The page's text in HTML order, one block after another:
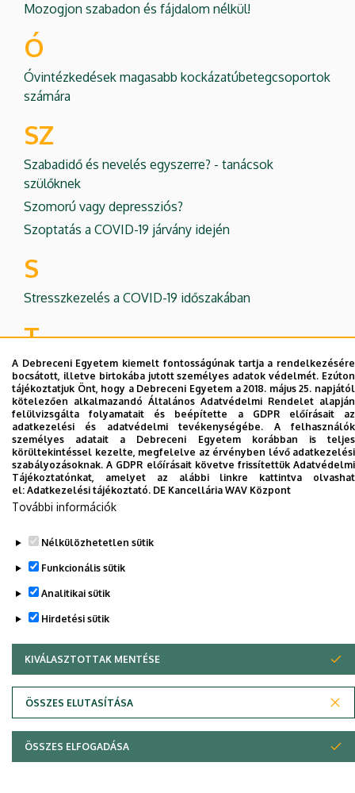
Mozogjon szabadon és fájdalom nélkül!
Ó
Óvintézkedések magasabb kockázatúbetegcsoportok
számára
SZ
Szabadidő és nevelés egyszerre? - tanácsok
szülőknek
Szomorú vagy depressziós?
Szoptatás a COVID-19 járvány idején
S
Stresszkezelés a COVID-19 időszakában
T
Tájékoztatás a sportedzések során betartandó
járványügyi megelőző szabályokról
Táplálkozási tippek karantén esetén
Tegyen lelke egészségéért is!
Telefonos lelki elsősegélyszolgálatok
Törődjön a lelkével is!
Tudja Ön, hogy...? - A depresszió
Legutóbbi frissítés: 2020. 10. 29. 11:44
Adatvédelem
Adatvédelem
Szerzői jog © 2026 Unideb
A Debreceni Egyetem kiemelt fontosságúnak tartja a rendelkezésére
bocsátott, illetve birtokába jutott személyes adatok védelmét. Ezúton
tájékoztatjuk Önt, hogy a Debreceni Egyetem a 2018. május 25. napjától
kötelezően alkalmazandó Általános Adatvédelmi Rendelet alapján
felülvizsgálta folyamatait és beépítette a GDPR előírásait az
adatkezelési és adatvédelmi tevékenységébe. A felhasználók
személyes adatait a Debreceni Egyetem korábban is teljes
körültekintéssel kezelte, megfelelve az érvényben lévő adatkezelési
szabályozásoknak. A GDPR előírásait követve frissítettük Adatvédelmi
Tájékoztatónkat, amelyet az alábbi linkre kattintva olvashat
el: Adatkezelési tájékoztató. DE Kancellária WAV Központ
További információk
Nélkülözhetetlen sütik
Funkcionális sütik
Analitikai sütik
Hirdetési sütik
KIVÁLASZTOTTAK MENTÉSE
ÖSSZES ELUTASÍTÁSA
WITHDRAW CONSENT
ÖSSZES ELFOGADÁSA